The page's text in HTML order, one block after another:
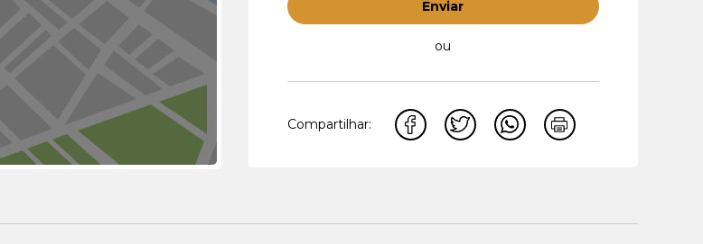
Enviar
ou
Compartilhar: